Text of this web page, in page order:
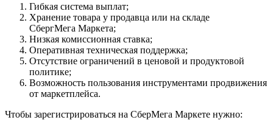
Гибкая система выплат;
Хранение товара у продавца или на складе
СбергМега Маркета;
Низкая комиссионная ставка;
Оперативная техническая поддержка;
Отсутствие ограничений в ценовой и продуктовой
политике;
Возможность пользования инструментами продвижения
от маркетплейса.
Чтобы зарегистрироваться на СберМега Маркете нужно: